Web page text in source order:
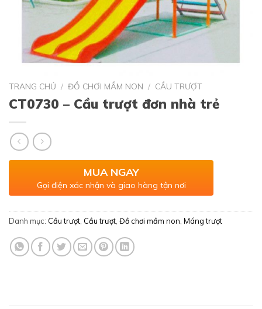
TRANG CHỦ / ĐỒ CHƠI MẦM NON / CẦU TRƯỢT
CT0730 – Cầu trượt đơn nhà trẻ
MUA NGAY
Gọi điện xác nhận và giao hàng tận nơi
Danh mục: Cầu trượt, Cầu trượt, Đồ chơi mầm non, Máng trượt